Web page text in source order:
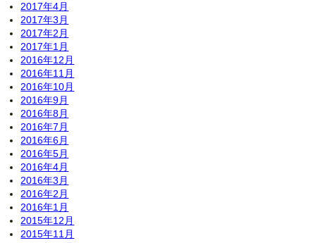
2017年4月
2017年3月
2017年2月
2017年1月
2016年12月
2016年11月
2016年10月
2016年9月
2016年8月
2016年7月
2016年6月
2016年5月
2016年4月
2016年3月
2016年2月
2016年1月
2015年12月
2015年11月